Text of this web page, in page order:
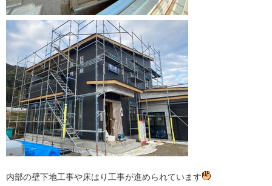
内部の壁下地工事や床はり工事が進められています